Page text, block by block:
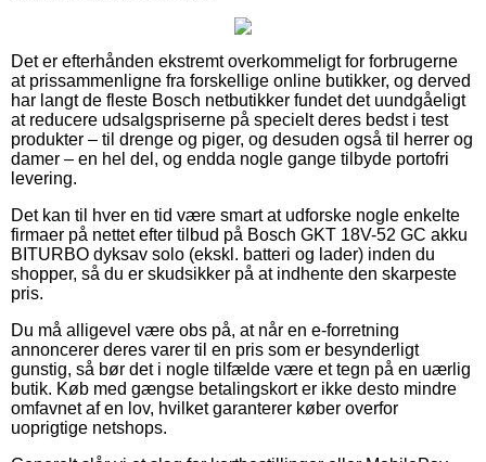
Det er efterhånden ekstremt overkommeligt for forbrugerne
at prissammenligne fra forskellige online butikker, og derved
har langt de fleste Bosch netbutikker fundet det uundgåeligt
at reducere udsalgspriserne på specielt deres bedst i test
produkter – til drenge og piger, og desuden også til herrer og
damer – en hel del, og endda nogle gange tilbyde portofri
levering.
Det kan til hver en tid være smart at udforske nogle enkelte
firmaer på nettet efter tilbud på Bosch GKT 18V-52 GC akku
BITURBO dyksav solo (ekskl. batteri og lader) inden du
shopper, så du er skudsikker på at indhente den skarpeste
pris.
Du må alligevel være obs på, at når en e-forretning
annoncerer deres varer til en pris som er besynderligt
gunstig, så bør det i nogle tilfælde være et tegn på en uærlig
butik. Køb med gængse betalingskort er ikke desto mindre
omfavnet af en lov, hvilket garanterer køber overfor
uoprigtige netshops.